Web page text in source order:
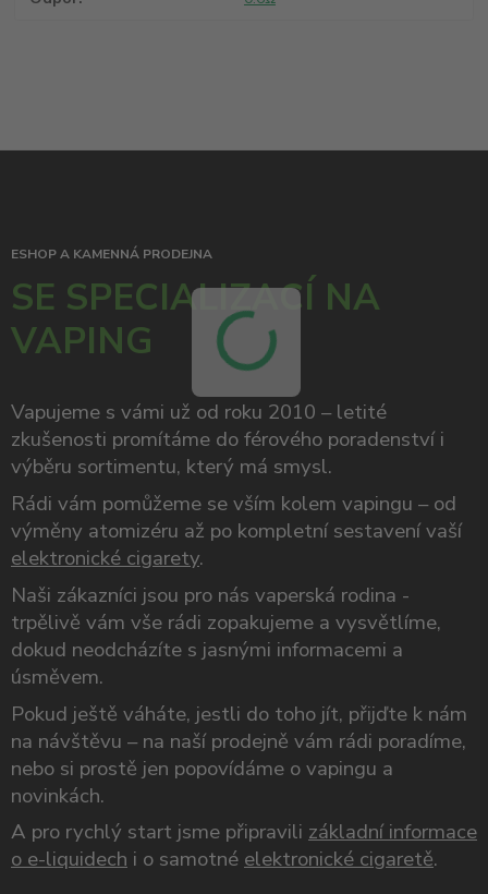
ESHOP A KAMENNÁ PRODEJNA
SE SPECIALIZACÍ NA
VAPING
Vapujeme s vámi už od roku 2010 – letité
zkušenosti promítáme do férového poradenství i
výběru sortimentu, který má smysl.
Rádi vám pomůžeme se vším kolem vapingu – od
výměny atomizéru až po kompletní sestavení vaší
elektronické cigarety.
Naši zákazníci jsou pro nás vaperská rodina -
trpělivě vám vše rádi zopakujeme a vysvětlíme,
dokud neodcházíte s jasnými informacemi a
úsměvem.
Pokud ještě váháte, jestli do toho jít, přijďte k nám
na návštěvu – na naší prodejně vám rádi poradíme,
nebo si prostě jen popovídáme o vapingu a
novinkách.
A pro rychlý start jsme připravili základní informace
o e-liquidech i o samotnéelektronické cigaretě.